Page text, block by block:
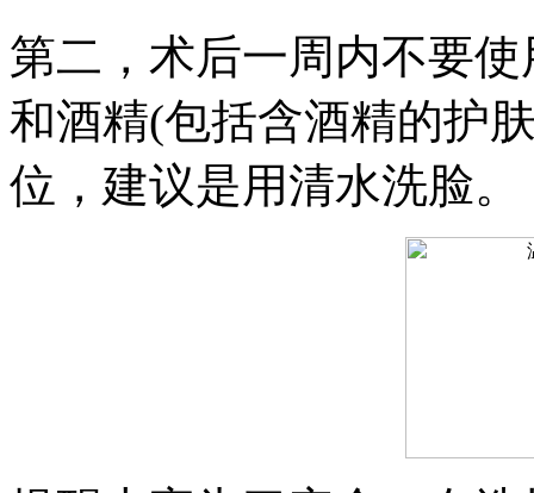
第二，术后一周内不要
和酒精(包括含酒精的护
位，建议是用清水洗脸。